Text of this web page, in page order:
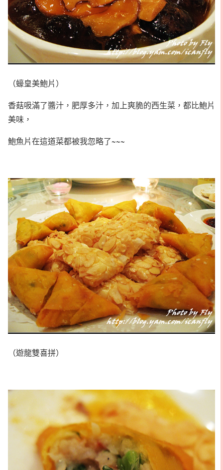
（蠔皇美鮑片）
香菇吸滿了醬汁，肥厚多汁，加上爽脆的西生菜，都比鮑片
美味，
鮑魚片在這道菜都被我忽略了~~~
（遊龍雙喜拼）